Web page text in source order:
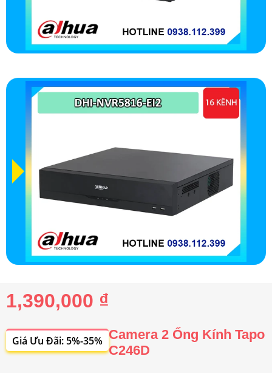
1,390,000 ₫
Giá Ưu Đãi: 5%-35% Camera 2 Ống Kính Tapo
C246D